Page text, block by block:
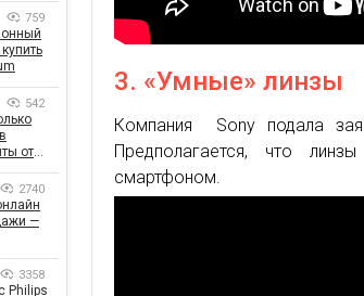
3. «Умные» линзы
Компания Sony подала
Предполагается, что
смартфоном.
759
542
от
2740
—
3358
Philips